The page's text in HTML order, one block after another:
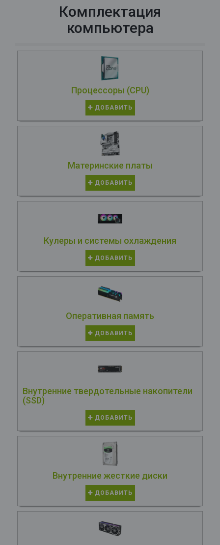
Комплектация
компьютера
Процессоры (CPU)
ДОБАВИТЬ
Материнские платы
ДОБАВИТЬ
Кулеры и системы охлаждения
ДОБАВИТЬ
Оперативная память
ДОБАВИТЬ
Внутренние твердотельные накопители
(SSD)
ДОБАВИТЬ
Внутренние жесткие диски
ДОБАВИТЬ